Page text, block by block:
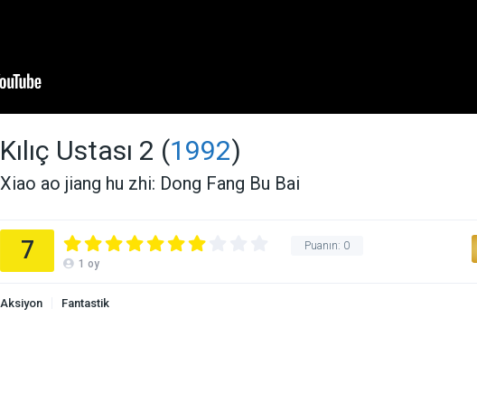
Kılıç Ustası 2 (1992)
Xiao ao jiang hu zhi: Dong Fang Bu Bai
Puanın: 0
7 1 oy
Aksiyon Fantastik